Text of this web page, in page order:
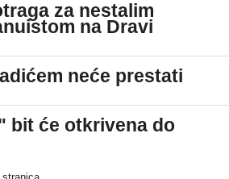
za nestalim
na Dravi
neće prestati
bit će otkrivena do